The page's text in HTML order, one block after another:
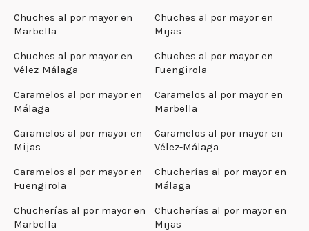
Chuches al por mayor en
Marbella
Chuches al por mayor en
Mijas
Chuches al por mayor en
Vélez-Málaga
Chuches al por mayor en
Fuengirola
Caramelos al por mayor en
Málaga
Caramelos al por mayor en
Marbella
Caramelos al por mayor en
Mijas
Caramelos al por mayor en
Vélez-Málaga
Caramelos al por mayor en
Fuengirola
Chucherías al por mayor en
Málaga
Chucherías al por mayor en
Marbella
Chucherías al por mayor en
Mijas